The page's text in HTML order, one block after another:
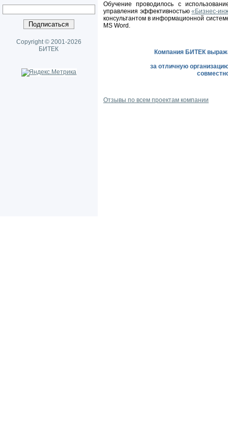
Обучение проводилось с
управления эффективностью«Бизнес-
консультантом в информационной
MS Word.
Компания БИТЕК
за отличную
Отзывы по всем проектам компании
Copyright © 2001-2026
БИТЕК